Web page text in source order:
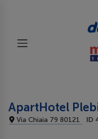
ApartHotel
Via Chiaia 79 80121 ID